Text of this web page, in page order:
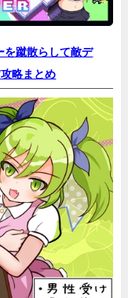
を蹴散らして敵デ
攻略まとめ